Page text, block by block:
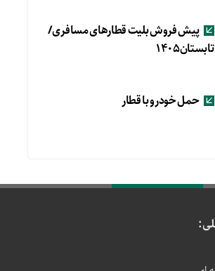
پیش فروش بلیت قطارهای مسافری/
تابستان۱۴۰۵
حمل خودرو با قطار